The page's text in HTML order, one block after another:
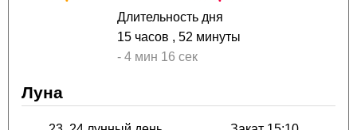
Длительность дня
15 часов , 52 минуты
- 4 мин 16 сек
Луна